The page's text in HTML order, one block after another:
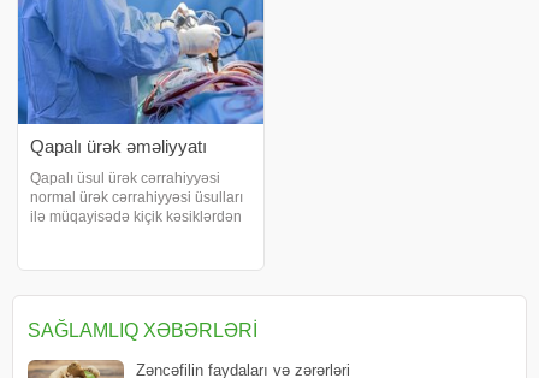
Qapalı ürək əməliyyatı
Qapalı üsul ürək cərrahiyyəsi
normal ürək cərrahiyyəsi üsulları
ilə müqayisədə kiçik kəsiklərdən
sinə nahiyəsini açmaq və birbaşa
olaraq ürəyi görməkdir. B
SAĞLAMLIQ XƏBƏRLƏRI
Zəncəfilin faydaları və zərərləri